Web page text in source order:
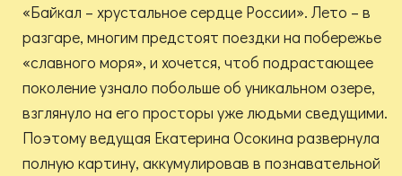
«Байкал – хрустальное сердце России». Лето – в
разгаре, многим предстоят поездки на побережье
«славного моря», и хочется, чтоб подрастающее
поколение узнало побольше об уникальном озере,
взглянуло на его просторы уже людьми сведущими.
Поэтому ведущая Екатерина Осокина развернула
полную картину, аккумулировав в познавательной